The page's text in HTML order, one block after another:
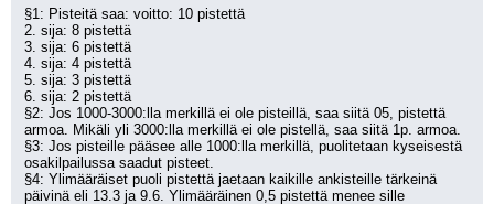
§1: Pisteitä saa: voitto: 10 pistettä
2. sija: 8 pistettä
3. sija: 6 pistettä
4. sija: 4 pistettä
5. sija: 3 pistettä
6. sija: 2 pistettä
§2: Jos 1000-3000:lla merkillä ei ole pisteillä, saa siitä 05, pistettä
armoa. Mikäli yli 3000:lla merkillä ei ole pistellä, saa siitä 1p. armoa.
§3: Jos pisteille pääsee alle 1000:lla merkillä, puolitetaan kyseisestä
osakilpailussa saadut pisteet.
§4: Ylimääräiset puoli pistettä jaetaan kaikille ankisteille tärkeinä
päivinä eli 13.3 ja 9.6. Ylimääräinen 0,5 pistettä menee sille